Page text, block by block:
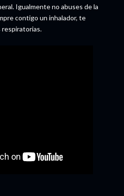
Igualmente no abuses de la
contigo un inhalador, te
respiratorias.